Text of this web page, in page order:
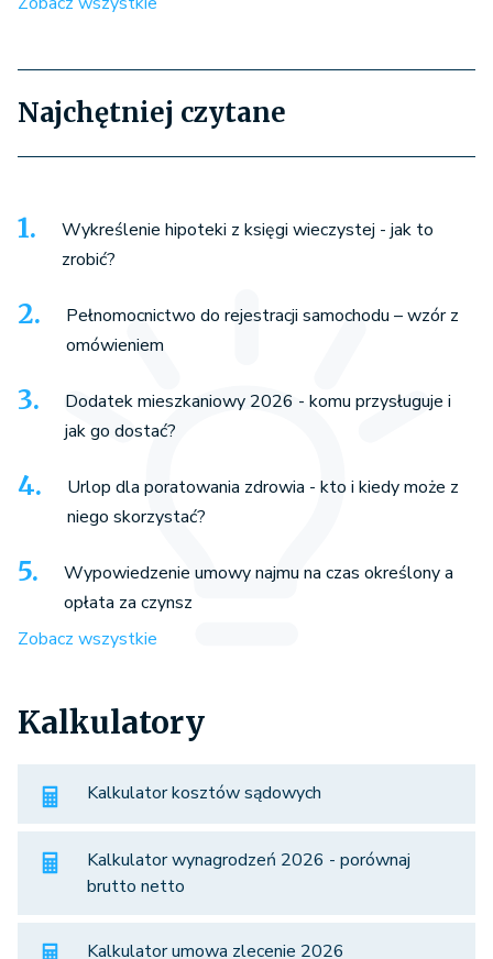
Najchętniej czytane
Wykreślenie hipoteki z księgi wieczystej - jak to
zrobić?
Pełnomocnictwo do rejestracji samochodu – wzór z
omówieniem
Dodatek mieszkaniowy 2026 - komu przysługuje i
jak go dostać?
Urlop dla poratowania zdrowia - kto i kiedy może z
niego skorzystać?
Wypowiedzenie umowy najmu na czas określony a
opłata za czynsz
Zobacz wszystkie
Kalkulatory
Kalkulator kosztów sądowych
Kalkulator wynagrodzeń 2026 - porównaj
brutto netto
Kalkulator umowa zlecenie 2026